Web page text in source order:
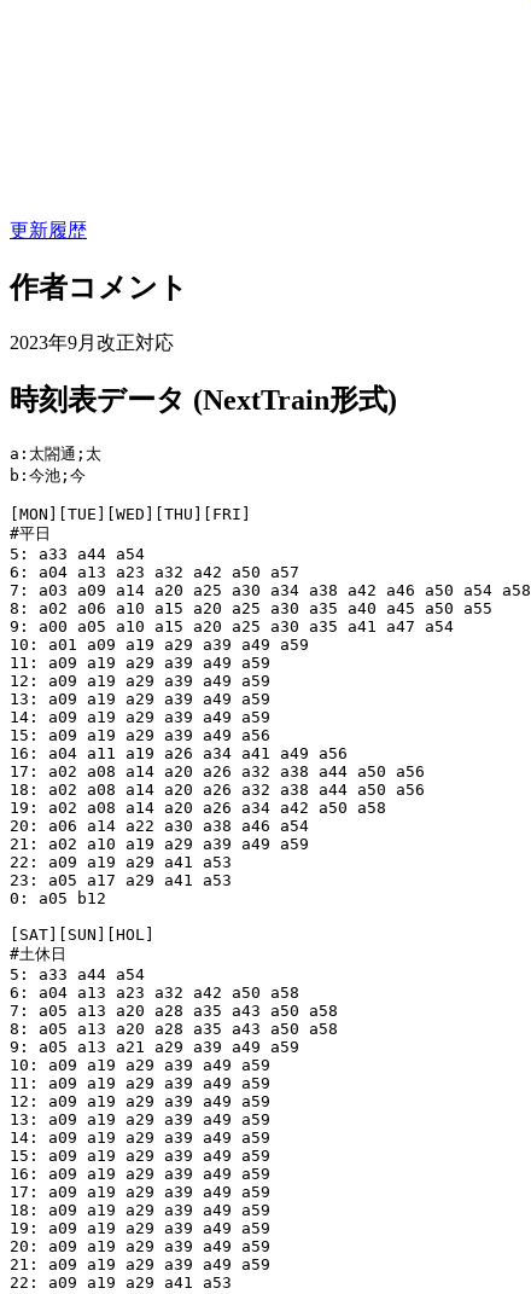
更新履歴
作者コメント
2023年9月改正対応
時刻表データ (NextTrain形式)
a:太閤通;太
b:今池;今
[MON][TUE][WED][THU][FRI]
#平日
5: a33 a44 a54
6: a04 a13 a23 a32 a42 a50 a57
7: a03 a09 a14 a20 a25 a30 a34 a38 a42 a46 a50 a54 a58
8: a02 a06 a10 a15 a20 a25 a30 a35 a40 a45 a50 a55
9: a00 a05 a10 a15 a20 a25 a30 a35 a41 a47 a54
10: a01 a09 a19 a29 a39 a49 a59
11: a09 a19 a29 a39 a49 a59
12: a09 a19 a29 a39 a49 a59
13: a09 a19 a29 a39 a49 a59
14: a09 a19 a29 a39 a49 a59
15: a09 a19 a29 a39 a49 a56
16: a04 a11 a19 a26 a34 a41 a49 a56
17: a02 a08 a14 a20 a26 a32 a38 a44 a50 a56
18: a02 a08 a14 a20 a26 a32 a38 a44 a50 a56
19: a02 a08 a14 a20 a26 a34 a42 a50 a58
20: a06 a14 a22 a30 a38 a46 a54
21: a02 a10 a19 a29 a39 a49 a59
22: a09 a19 a29 a41 a53
23: a05 a17 a29 a41 a53
0: a05 b12
[SAT][SUN][HOL]
#土休日
5: a33 a44 a54
6: a04 a13 a23 a32 a42 a50 a58
7: a05 a13 a20 a28 a35 a43 a50 a58
8: a05 a13 a20 a28 a35 a43 a50 a58
9: a05 a13 a21 a29 a39 a49 a59
10: a09 a19 a29 a39 a49 a59
11: a09 a19 a29 a39 a49 a59
12: a09 a19 a29 a39 a49 a59
13: a09 a19 a29 a39 a49 a59
14: a09 a19 a29 a39 a49 a59
15: a09 a19 a29 a39 a49 a59
16: a09 a19 a29 a39 a49 a59
17: a09 a19 a29 a39 a49 a59
18: a09 a19 a29 a39 a49 a59
19: a09 a19 a29 a39 a49 a59
20: a09 a19 a29 a39 a49 a59
21: a09 a19 a29 a39 a49 a59
22: a09 a19 a29 a41 a53